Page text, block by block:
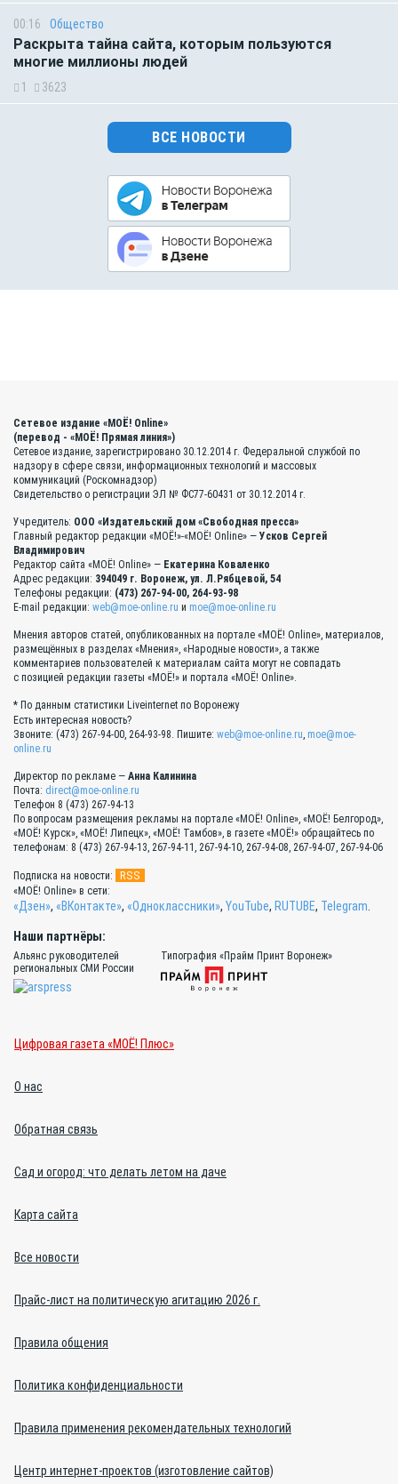
00:16 Общество
Раскрыта тайна сайта, которым пользуются
многие миллионы людей
1 3623
ВСЕ НОВОСТИ
Сетевое издание «МОЁ! Online»
(перевод - «МОЁ! Прямая линия»)
Сетевое издание, зарегистрировано 30.12.2014 г. Федеральной службой по
надзору в сфере связи, информационных технологий и массовых
коммуникаций (Роскомнадзор)
Свидетельство о регистрации ЭЛ № ФС77-60431 от 30.12.2014 г.
Учредитель: ООО «Издательский дом «Свободная пресса»
Главный редактор редакции «МОЁ!»-«МОЁ! Online» — Усков Сергей
Владимирович
Редактор сайта «МОЁ! Online» — Екатерина Коваленко
Адрес редакции: 394049 г. Воронеж, ул. Л.Рябцевой, 54
Телефоны редакции: (473) 267-94-00, 264-93-98
E-mail редакции: web@moe-online.ru и moe@moe-online.ru
Мнения авторов статей, опубликованных на портале «МОЁ! Online», материалов,
размещённых в разделах «Мнения», «Народные новости», а также
комментариев пользователей к материалам сайта могут не совпадать
с позицией редакции газеты «МОЁ!» и портала «МОЁ! Online».
* По данным статистики Liveinternet по Воронежу
Есть интересная новость?
Звоните: (473) 267-94-00, 264-93-98. Пишите: web@moe-online.ru, moe@moe-
online.ru
Директор по рекламе — Анна Калинина
Почта: direct@moe-online.ru
Телефон 8 (473) 267-94-13
По вопросам размещения рекламы на портале «МОЁ! Online», «МОЁ! Белгород»,
«МОЁ! Курск», «МОЁ! Липецк», «МОЁ! Тамбов», в газете «МОЁ!» обращайтесь по
телефонам: 8 (473) 267-94-13, 267-94-11, 267-94-10, 267-94-08, 267-94-07, 267-94-06
Подписка на новости: RSS
«МОЁ! Online» в сети:
«Дзен», «ВКонтакте», «Одноклассники», YouTube, RUTUBE, Telegram
Наши партнёры:
Альянс руководителей
региональных СМИ России
Типография «Прайм Принт Воронеж»
Цифровая газета «МОЁ! Плюс»
О нас
Обратная связь
Сад и огород: что делать летом на даче
Карта сайта
Все новости
Прайс-лист на политическую агитацию 2026 г.
Правила общения
Политика конфиденциальности
Правила применения рекомендательных технологий
Центр интернет-проектов (изготовление сайтов)